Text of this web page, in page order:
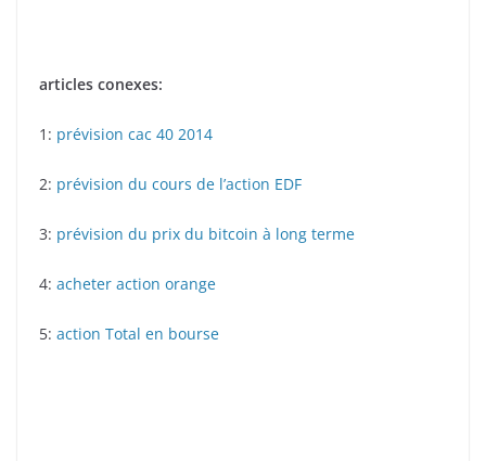
articles conexes:
1: prévision cac 40 2014
2: prévision du cours de l’action EDF
3: prévision du prix du bitcoin à long terme
4: acheter action orange
5: action Total en bourse